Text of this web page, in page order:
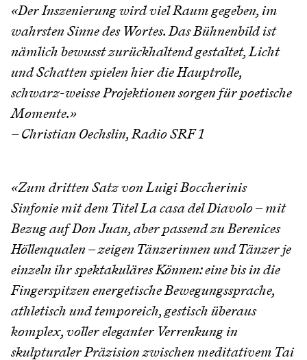
«Der Inszenierung wird viel Raum gegeben, im
wahrsten Sinne des Wortes. Das Bühnenbild ist
nämlich bewusst zurückhaltend gestaltet, Licht
und Schatten spielen hier die Hauptrolle,
schwarz-weisse Projektionen sorgen für poetische
Momente.»
– Christian Oechslin, Radio SRF 1
«Zum dritten Satz von Luigi Boccherinis
Sinfonie mit dem Titel La casa del Diavolo – mit
Bezug auf Don Juan, aber passend zu Berenices
Höllenqualen – zeigen Tänzerinnen und Tänzer je
einzeln ihr spektakuläres Können: eine bis in die
Fingerspitzen energetische Bewegungssprache,
athletisch und temporeich, gestisch überaus
komplex, voller eleganter Verrenkung in
skulpturaler Präzision zwischen meditativem Tai